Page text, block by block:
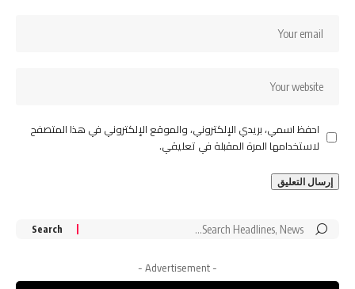
احفظ اسمي، بريدي الإلكتروني، والموقع الإلكتروني في هذا المتصفح
لاستخدامها المرة المقبلة في تعليقي.
Search
- Advertisement -